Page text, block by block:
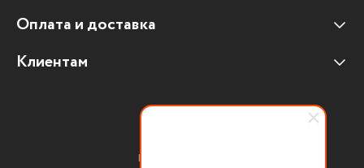
Наши клиенты
Отзывы клиентов
Оплата и доставка
Оплата и доставка
Клиентам
Присоединяйтесь: